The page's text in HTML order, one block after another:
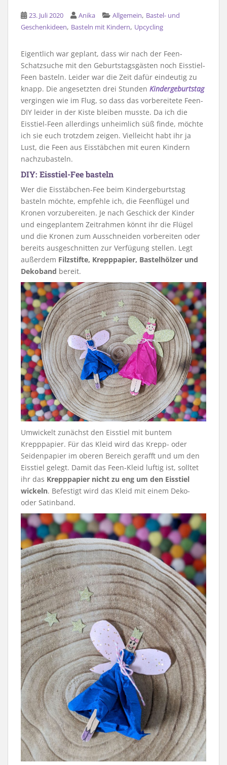
23. Juli 2020 Anika Allgemein, Bastel- und
Geschenkideen, Basteln mit Kindern, Upcycling
Eigentlich war geplant, dass wir nach der Feen-
Schatzsuche mit den Geburtstagsgästen noch Eisstiel-
Feen basteln. Leider war die Zeit dafür eindeutig zu
knapp. Die angesetzten drei Stunden Kindergeburtstag
vergingen wie im Flug, so dass das vorbereitete Feen-
DIY leider in der Kiste bleiben musste. Da ich die
Eisstiel-Feen allerdings unheimlich süß finde, möchte
ich sie euch trotzdem zeigen. Vielleicht habt ihr ja
Lust, die Feen aus Eisstäbchen mit euren Kindern
nachzubasteln.
DIY: Eisstiel-Fee basteln
Wer die Eisstäbchen-Fee beim Kindergeburtstag
basteln möchte, empfehle ich, die Feenflügel und
Kronen vorzubereiten. Je nach Geschick der Kinder
und eingeplantem Zeitrahmen könnt ihr die Flügel
und die Kronen zum Ausschneiden vorbereiten oder
bereits ausgeschnitten zur Verfügung stellen. Legt
außerdem Filzstifte, Krepppapier, Bastelhölzer und
Dekoband bereit.
Umwickelt zunächst den Eisstiel mit buntem
Krepppapier. Für das Kleid wird das Krepp- oder
Seidenpapier im oberen Bereich gerafft und um den
Eisstiel gelegt. Damit das Feen-Kleid luftig ist, solltet
ihr das Krepppapier nicht zu eng um den Eisstiel
wickeln. Befestigt wird das Kleid mit einem Deko-
oder Satinband.